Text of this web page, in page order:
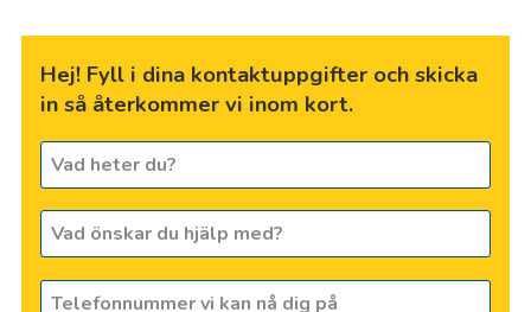
Hej! Fyll i dina kontaktuppgifter och skicka
in så återkommer vi inom kort.
Vad
heter
du?
*
Vad
önskar
du
hjälp
Telefonnummer